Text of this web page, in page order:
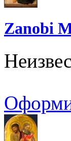
Zanobi